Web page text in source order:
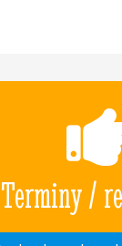
Terminy /